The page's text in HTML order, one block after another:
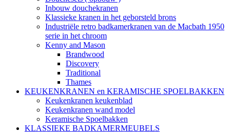
Inbouw douchekranen
Klassieke kranen in het geborsteld brons
Industriële retro badkamerkranen van de Macbath 1950
serie in het chroom
Kenny and Mason
Brandwood
Discovery
Traditional
Thames
KEUKENKRANEN en KERAMISCHE SPOELBAKKEN
Keukenkranen keukenblad
Keukenkranen wand model
Keramische Spoelbakken
KLASSIEKE BADKAMERMEUBELS